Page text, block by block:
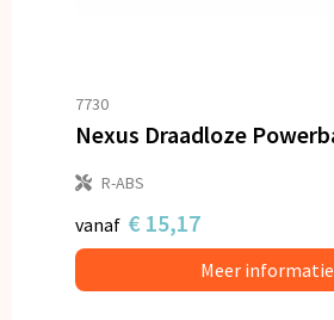
7730
R-ABS
vanaf € 15,17
Meer informatie